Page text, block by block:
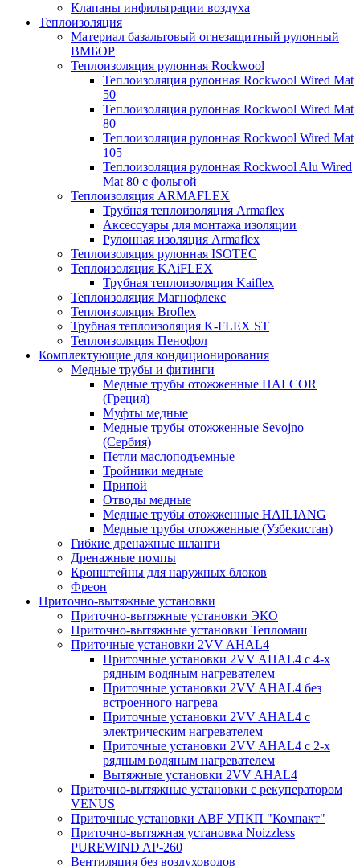
Клапаны инфильтрации воздуха
Теплоизоляция
Материал базальтовый огнезащитный рулонный
ВМБОР
Теплоизоляция рулонная Rockwool
Теплоизоляция рулонная Rockwool Wired Mat
50
Теплоизоляция рулонная Rockwool Wired Mat
80
Теплоизоляция рулонная Rockwool Wired Mat
105
Теплоизоляция рулонная Rockwool Alu Wired
Mat 80 с фольгой
Теплоизоляция ARMAFLEX
Трубная теплоизоляция Armaflex
Аксессуары для монтажа изоляции
Рулонная изоляция Armaflex
Теплоизоляция рулонная ISOTEC
Теплоизоляция KAiFLEX
Трубная теплоизоляция Kaiflex
Теплоизоляция Магнофлекс
Теплоизоляция Broflex
Трубная теплоизоляция K-FLEX ST
Теплоизоляция Пенофол
Комплектующие для кондиционирования
Медные трубы и фитинги
Медные трубы отожженные HALCOR
(Греция)
Муфты медные
Медные трубы отожженные Sevojno
(Сербия)
Петли маслоподъемные
Тройники медные
Припой
Отводы медные
Медные трубы отожженные HAILIANG
Медные трубы отожженные (Узбекистан)
Гибкие дренажные шланги
Дренажные помпы
Кронштейны для наружных блоков
Фреон
Приточно-вытяжные установки
Приточно-вытяжные установки ЭКО
Приточно-вытяжные установки Тепломаш
Приточные установки 2VV AHAL4
Приточные установки 2VV AHAL4 с 4-х
рядным водяным нагревателем
Приточные установки 2VV AHAL4 без
встроенного нагрева
Приточные установки 2VV AHAL4 с
электрическим нагревателем
Приточные установки 2VV AHAL4 с 2-х
рядным водяным нагревателем
Вытяжные установки 2VV AHAL4
Приточно-вытяжные установки с рекуператором
VENUS
Приточные установки ABF УПКП "Компакт"
Приточно-вытяжная установка Noizzless
PUREWIND AP-260
Вентиляция без воздуховодов